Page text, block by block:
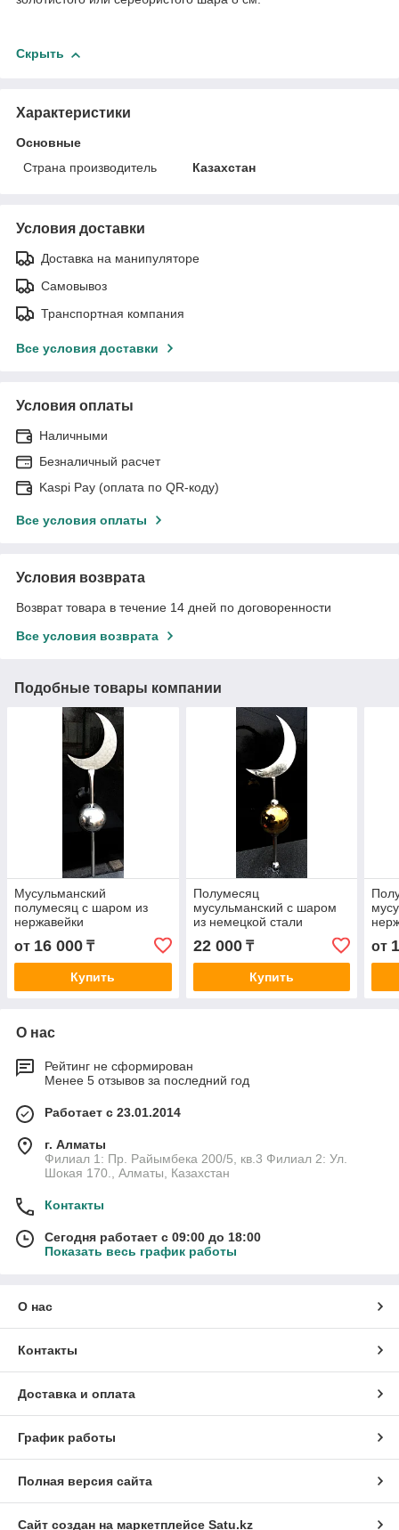
Скрыть
Характеристики
Основные
Страна производитель
Казахстан
Условия доставки
Доставка на манипуляторе
Самовывоз
Транспортная компания
Все условия доставки
Условия оплаты
Наличными
Безналичный расчет
Kaspi Pay (оплата по QR-коду)
Все условия оплаты
Условия возврата
Возврат товара в течение 14 дней по договоренности
Все условия возврата
Подобные товары компании
Мусульманский
полумесяц с шаром из
нержавейки
от 16 000 ₸
Купить
Полумесяц
мусульманский с шаром
из немецкой стали
22 000₸
Купить
от
О нас
Рейтинг не сформирован
Менее 5 отзывов за последний год
Работает с 23.01.2014
г. Алматы
Филиал 1: Пр. Райымбека 200/5, кв.3 Филиал 2: Ул.
Шокая 170., Алматы, Казахстан
Контакты
Сегодня работает с 09:00 до 18:00
Показать весь график работы
О нас
Контакты
Доставка и оплата
График работы
Полная версия сайта
Сайт создан на маркетплейсе Satu.kz